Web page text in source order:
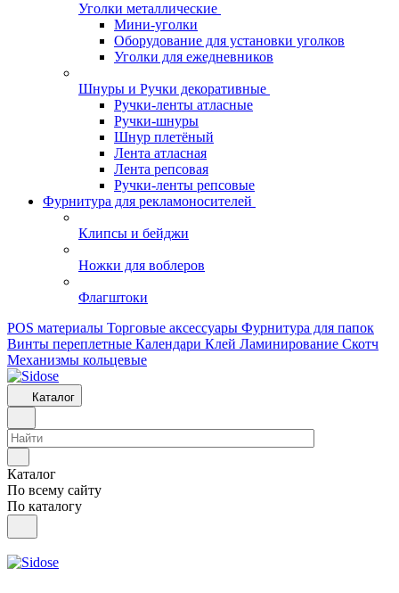
Уголки металлические
Мини-уголки
Оборудование для установки уголков
Уголки для ежедневников
Шнуры и Ручки декоративные
Ручки-ленты атласные
Ручки-шнуры
Шнур плетёный
Лента атласная
Лента репсовая
Ручки-ленты репсовые
Фурнитура для рекламоносителей
Клипсы и бeйджи
Ножки для воблеров
Флагштоки
POS материалы Торговые аксессуары Фурнитура для папок
Винты переплетные Календари Клей Ламинирование Скотч
Механизмы кольцевые
Каталог
Каталог
По всему сайту
По каталогу